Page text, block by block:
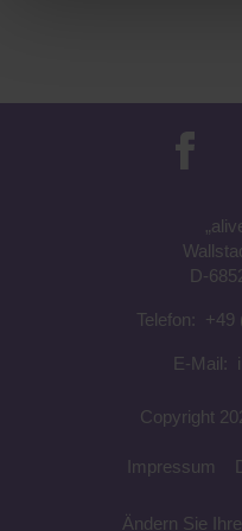
„a
D-
Telefon: +49
E-Mail:
Copyright
Impressum
Ändern Sie